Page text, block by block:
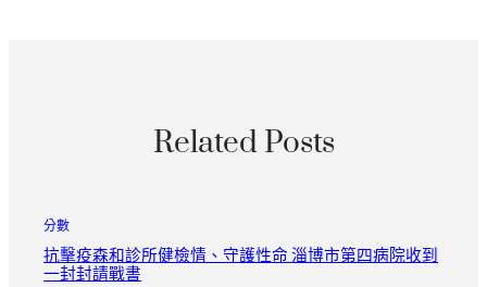
Related Posts
分數
抗擊疫森和診所健檢情、守護性命 淄博市第四病院收到
一封封請戰書